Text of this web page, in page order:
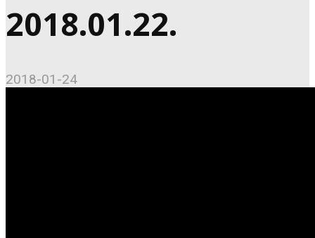
2018.01.22.
2018-01-24